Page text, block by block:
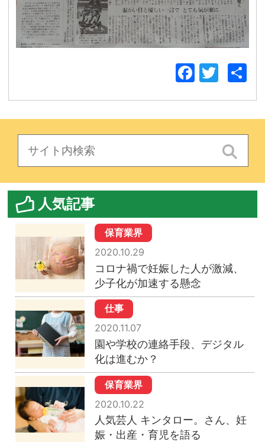
共
人気記事
保育業界
2020.10.29
コロナ禍で妊娠した人が激減、
少子化が加速する懸念
仕事
2020.11.07
園や学校の連絡手段、デジタル
化は進むか？
保育業界
2020.10.22
人気芸人 キンタロー。さん、妊
娠・出産・育児を語る